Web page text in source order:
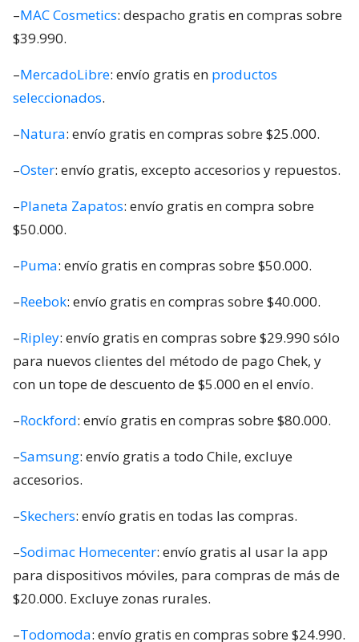
–MAC Cosmetics: despacho gratis en compras sobre
$39.990.
–MercadoLibre: envío gratis en productos
seleccionados.
–Natura: envío gratis en compras sobre $25.000.
–Oster: envío gratis, excepto accesorios y repuestos.
–Planeta Zapatos: envío gratis en compra sobre
$50.000.
–Puma: envío gratis en compras sobre $50.000.
–Reebok: envío gratis en compras sobre $40.000.
–Ripley: envío gratis en compras sobre $29.990 sólo
para nuevos clientes del método de pago Chek, y
con un tope de descuento de $5.000 en el envío.
–Rockford: envío gratis en compras sobre $80.000.
–Samsung: envío gratis a todo Chile, excluye
accesorios.
–Skechers: envío gratis en todas las compras.
–Sodimac Homecenter: envío gratis al usar la app
para dispositivos móviles, para compras de más de
$20.000. Excluye zonas rurales.
–Todomoda: envío gratis en compras sobre $24.990.